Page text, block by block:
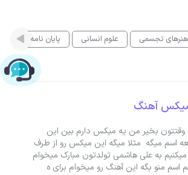
هنرهای تجسمی علوم انسانی پایان نامه
میکس آهنگ
سلام وقتتون بخیر من یه میکس دارم بین این
اسم میگه مثلا میگه این میکس رو از طرف
به علی هاشمی تولدتون مبارک میخوام
اسم منو بگه این آهنگ رو میخوام برای ه
چت با پشتیبانی پارس‌کدرز